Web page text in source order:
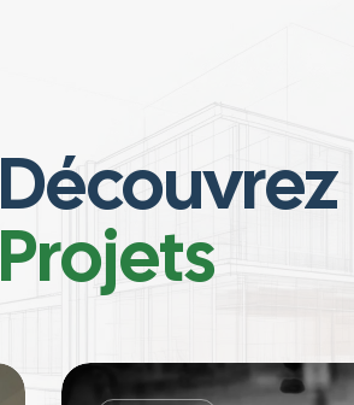
Découvrez
Projets